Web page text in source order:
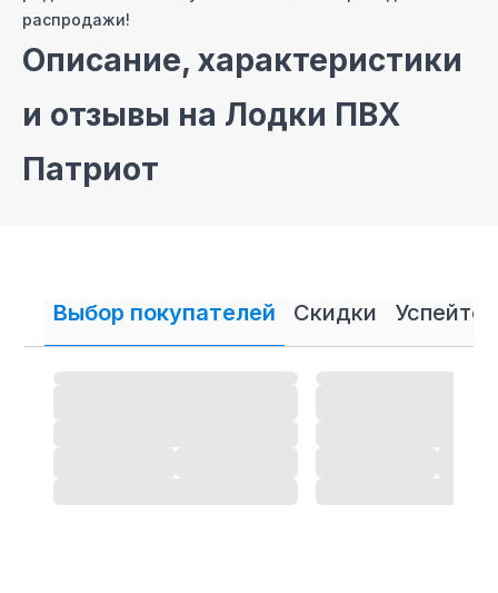
распродажи!
Описание, характеристики
и отзывы на Лодки ПВХ
Патриот
Лодки ПВХ Патриоти оставить свой отзыв.
Лодки ПВХ Патриот-
магазин
Позвоните нам по телефону магазина
8 (495)
108-26-32 или 8 (800) 511-73-19. Мы с удовольствием
ответим на все интересующие вопросы о покупке
Выбор покупателей Скидки Успейте